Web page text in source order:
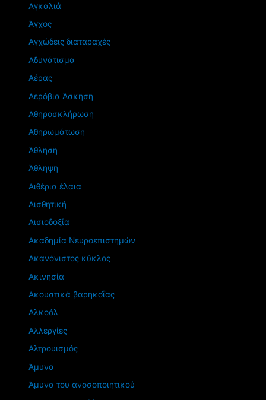
Αγκαλιά
Άγχος
Αγχώδεις διαταραχές
Αδυνάτισμα
Αέρας
Αερόβια Άσκηση
Αθηροσκλήρωση
Αθηρωμάτωση
Άθληση
Άθληψη
Αιθέρια έλαια
Αισθητική
Αισιοδοξία
Ακαδημία Νευροεπιστημών
Ακανόνιστος κύκλος
Ακινησία
Ακουστικά βαρηκοΐας
Αλκοόλ
Αλλεργίες
Αλτρουισμός
Άμυνα
Άμυνα του ανοσοποιητικού